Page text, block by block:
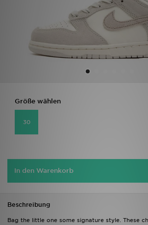
Größe wählen
30
In den Warenkorb
Beschreibung
Bag the little one some signature style. These
Fußball
Lade Die APP
Geschenkkarte
Mein JD